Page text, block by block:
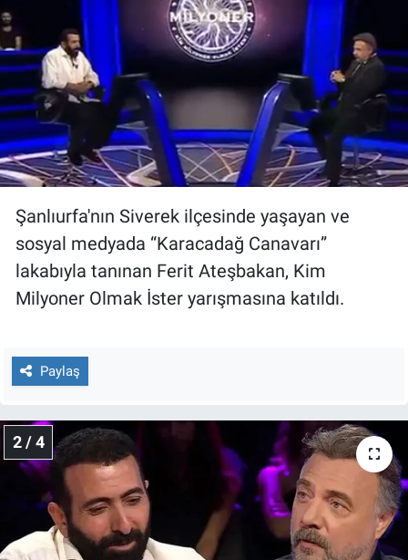
Şanlıurfa'nın Siverek ilçesinde yaşayan ve
sosyal medyada “Karacadağ Canavarı”
lakabıyla tanınan Ferit Ateşbakan, Kim
Milyoner Olmak İster yarışmasına katıldı.
Paylaş
2 / 4
Popüler
Programlar
Sağlık
Spor
Türkiye'nin Geleceği
Türkiye'nin Gündemi
Yerel Yaşam
Canlı Yayın